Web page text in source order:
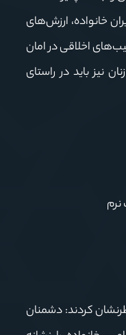
خانواده، ارزش‌های
اخلاقی در امان
نیز باید در راستای
کردند: دشمنان